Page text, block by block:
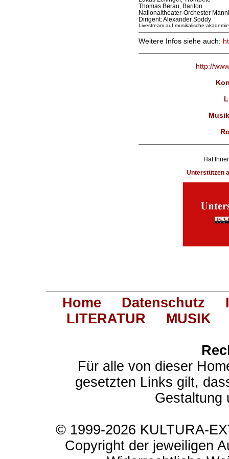
Thomas Berau, Bariton
Nationaltheater-Orchester
Dirigent: Alexander Soddy
Livestream auf musikalische-
Weitere Infos siehe auch:
http://
Hat
Unterstützen
Home Datenschutz
LITERATUR
MUSIK
Für alle von dieser
gesetzten Links gilt,
Gestaltung
© 1999-2026 KULTURA-
Copyright der jeweiligen